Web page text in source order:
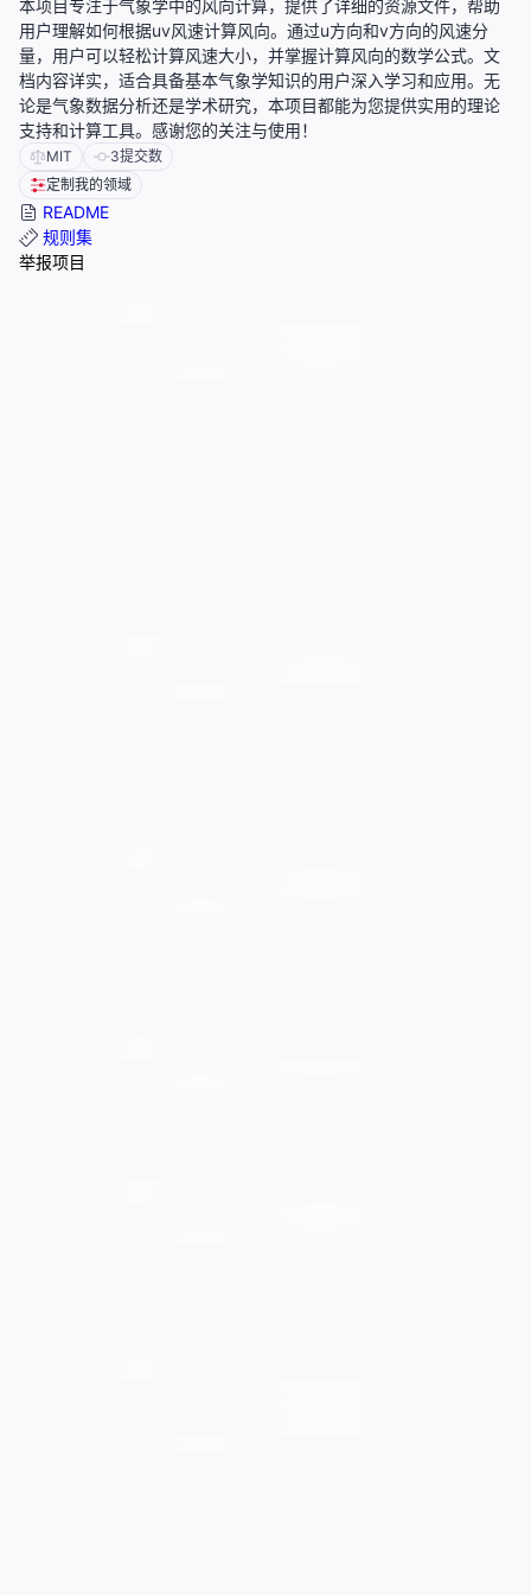
本项目专注于气象学中的风向计算，提供了详细的资源文件，帮助
用户理解如何根据uv风速计算风向。通过u方向和v方向的风速分
量，用户可以轻松计算风速大小，并掌握计算风向的数学公式。文
档内容详实，适合具备基本气象学知识的用户深入学习和应用。无
论是气象数据分析还是学术研究，本项目都能为您提供实用的理论
支持和计算工具。感谢您的关注与使用！
MIT 3提交数
定制我的领域
README
规则集
举报项目